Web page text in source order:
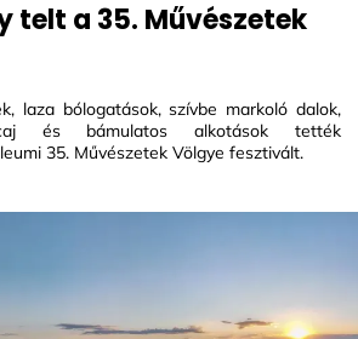
telt a 35. Művészetek
laza bólogatások, szívbe markoló dalok,
és bámulatos alkotások tették
35. Művészetek Völgye fesztivált.